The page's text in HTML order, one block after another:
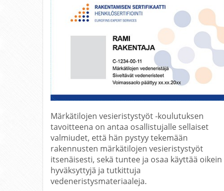
Märkätilojen vesieristystyöt -koulutuksen
tavoitteena on antaa osallistujalle sellaiset
valmiudet, että hän pystyy tekemään
rakennusten märkätilojen vesieristystyöt
itsenäisesti, sekä tuntee ja osaa käyttää oikein
hyväksyttyjä ja tutkittuja
vedeneristysmateriaaleja.